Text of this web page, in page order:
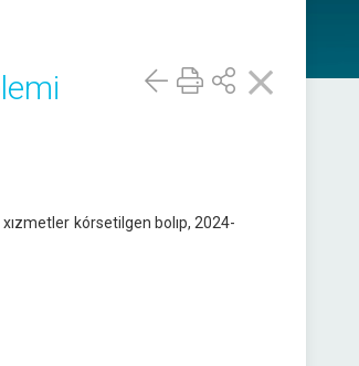
kórsetilgen bolıp, 2024-